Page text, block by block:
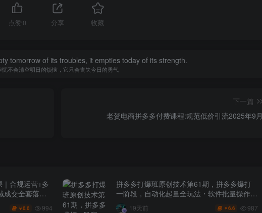
点赞 0 分享 收藏
tomorrow of its troubles, it empties today of its strength.
忧不会清空明日的烦恼，它只会丧失今日的勇气
下一篇
老贺电商拼多多付费课程:规范低价引流2025年9月
合规运营+多
成交全套落地
￥6.6 994
拼多多打爆班原创技术第61期，拼多多爆打
一阶段，自动化起量全玩法・软件批量操作・
投产优化・大促矩阵实战课
19天前 ￥6.6 987